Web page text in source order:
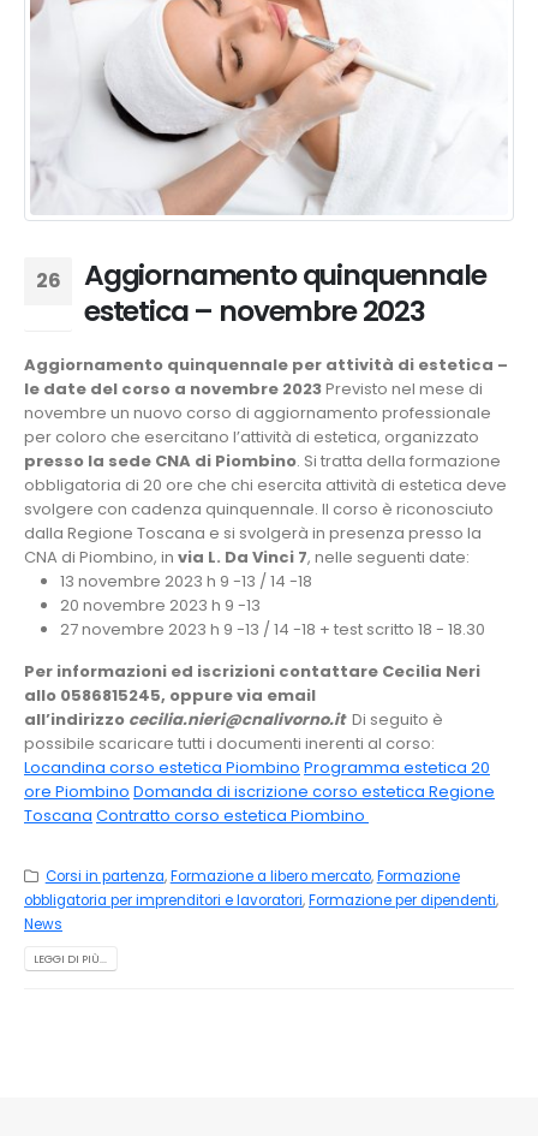
26
Aggiornamento quinquennale
estetica – novembre 2023
Aggiornamento quinquennale per attività di estetica –
le date del corso a novembre 2023Previsto nel mese di
novembre un nuovo corso di aggiornamento professionale
per coloro che esercitano l’attività di estetica, organizzato
presso la sede CNA di Piombino. Si tratta della formazione
obbligatoria di 20 ore che chi esercita attività di estetica deve
svolgere con cadenza quinquennale. Il corso è riconosciuto
dalla Regione Toscana e si svolgerà in presenza presso la
CNA di Piombino, in via L. Da Vinci 7, nelle seguenti date:
13 novembre 2023 h 9 -13 / 14 -18
20 novembre 2023 h 9 -13
27 novembre 2023 h 9 -13 / 14 -18 + test scritto 18 - 18.30
Per informazioni ed iscrizioni contattare Cecilia Neri
allo 0586815245, oppure via email
all’indirizzo cecilia.nieri@cnalivorno.it Di seguito è
possibile scaricare tutti i documenti inerenti al corso:
Locandina corso estetica Piombino Programma estetica 20
ore Piombino Domanda di iscrizione corso estetica Regione
Toscana Contratto corso estetica Piombino
Corsi in partenza,Formazione a libero mercato,Formazione
obbligatoria per imprenditori e lavoratori,Formazione per dipendenti,
News
LEGGI DI PIÙ...